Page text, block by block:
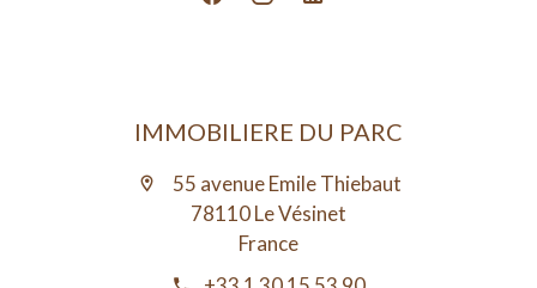
IMMOBILIERE DU PARC
55 avenue Emile Thiebaut
78110 Le Vésinet
France